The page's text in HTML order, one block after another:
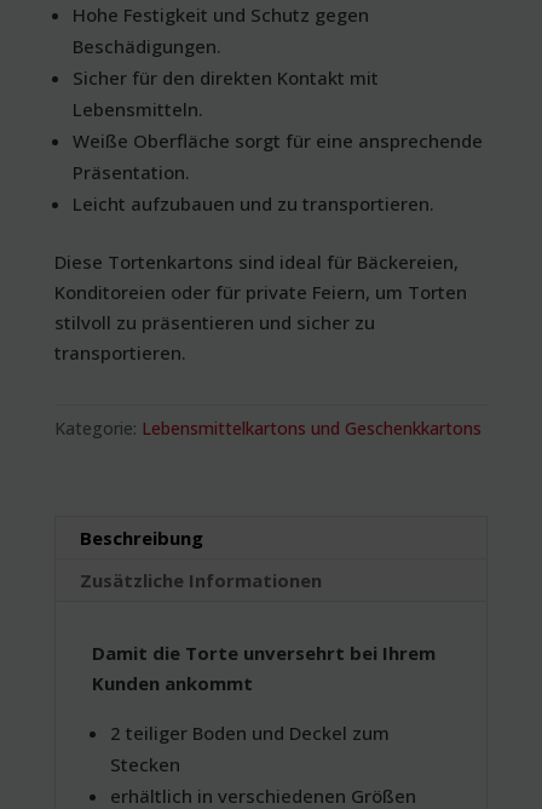
Hohe Festigkeit und Schutz gegen
Beschädigungen.
Sicher für den direkten Kontakt mit
Lebensmitteln.
Weiße Oberfläche sorgt für eine ansprechende
Präsentation.
Leicht aufzubauen und zu transportieren.
Diese Tortenkartons sind ideal für Bäckereien,
Konditoreien oder für private Feiern, um Torten
stilvoll zu präsentieren und sicher zu
transportieren.
Kategorie: Lebensmittelkartons und Geschenkkartons
Beschreibung
Zusätzliche Informationen
Damit die Torte unversehrt bei Ihrem
Kunden ankommt
2 teiliger Boden und Deckel zum
Stecken
erhältlich in verschiedenen Größen